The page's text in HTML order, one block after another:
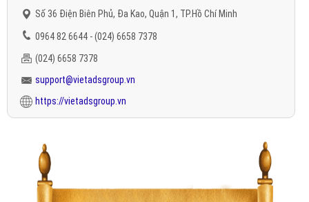
Số 36 Điện Biên Phủ, Đa Kao, Quận 1, TP.Hồ Chí Minh
0964 82 6644 - (024) 6658 7378
(024) 6658 7378
support@vietadsgroup.vn
https://vietadsgroup.vn